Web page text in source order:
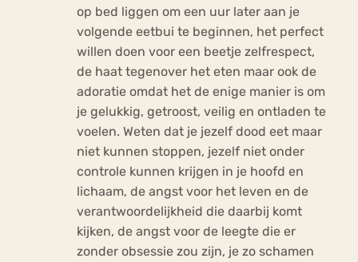
op bed liggen om een uur later aan je
volgende eetbui te beginnen, het perfect
willen doen voor een beetje zelfrespect,
de haat tegenover het eten maar ook de
adoratie omdat het de enige manier is om
je gelukkig, getroost, veilig en ontladen te
voelen. Weten dat je jezelf dood eet maar
niet kunnen stoppen, jezelf niet onder
controle kunnen krijgen in je hoofd en
lichaam, de angst voor het leven en de
verantwoordelijkheid die daarbij komt
kijken, de angst voor de leegte die er
zonder obsessie zou zijn, je zo schamen